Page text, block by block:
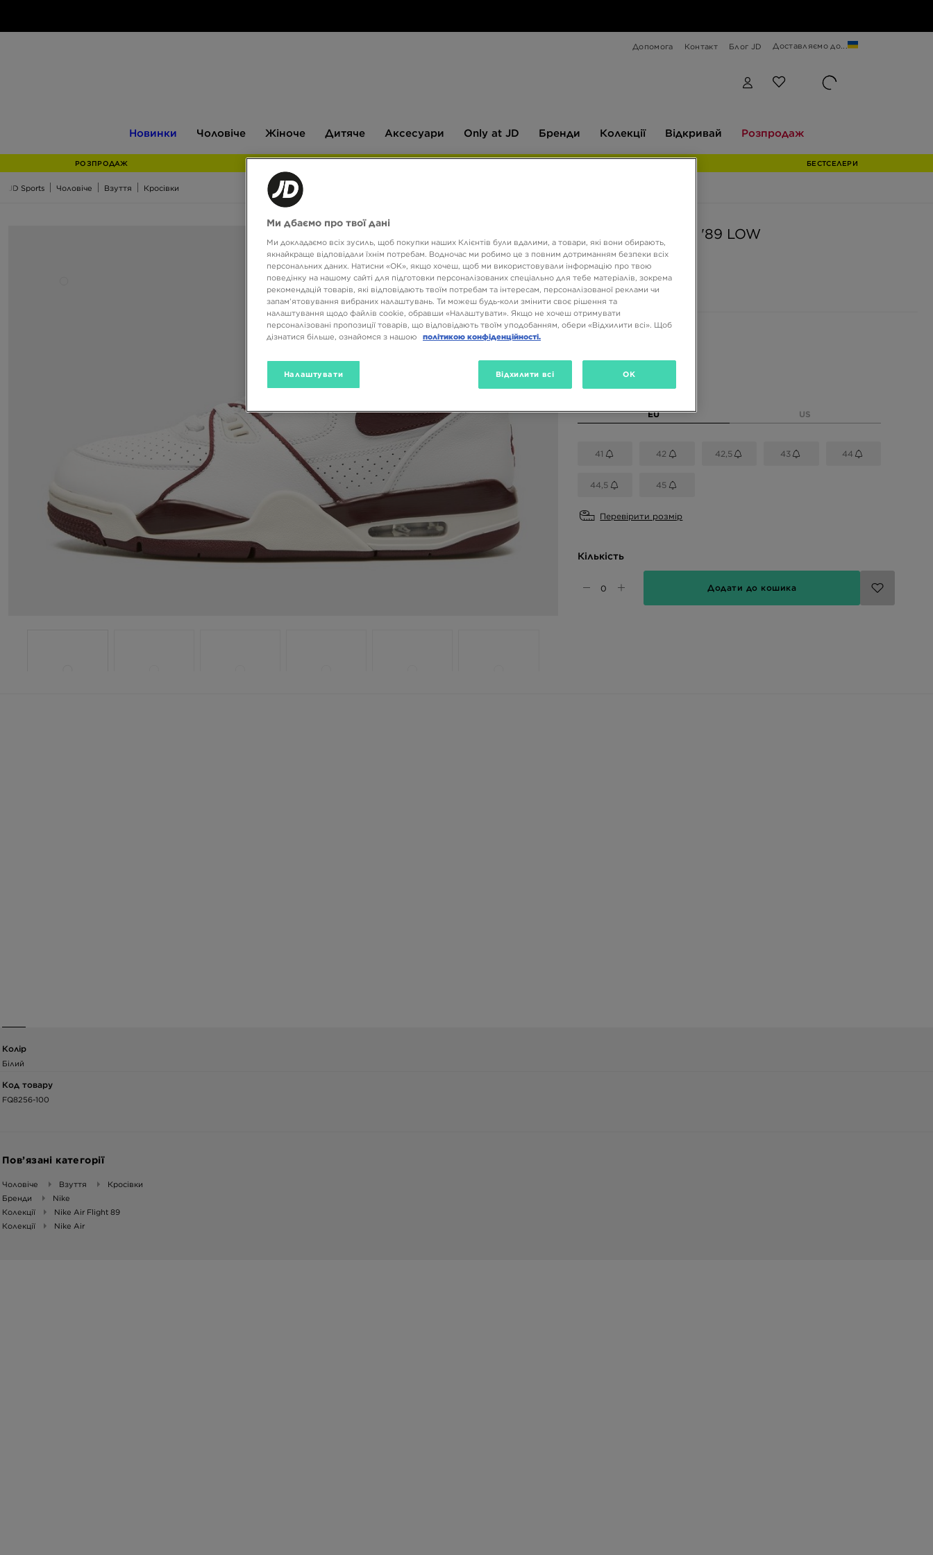
Допомога Контакт Блог JD Доставляємо до...
Новинки Чоловіче Жіноче Дитяче Аксесуари
JD
Only at JD Бренди Колекції Відкривай Розпродаж
РОЗПРОДАЖ БЕСТСЕЛЕРИ
JD Sports Чоловіче Взуття Кросівки
NIKE AIR FLIGHT '89 LOW
3499 ГРН
EU US
41 42 42,5 43 44
44,5 45
Перевірити розмір
Кількість
Додати до кошика
Колір
Білий
Код товару
FQ8256-100
Пов’язані категорії
Чоловіче Взуття
Кросівки
Бренди
Nike
Колекції
Nike Air Flight 89
Колекції
Nike Air
Ми дбаємо про твої дані
Ми докладаємо всіх зусиль, щоб покупки наших Клієнтів були вдалими, а товари, які вони обирають,
якнайкраще відповідали їхнім потребам. Водночас ми робимо це з повним дотриманням безпеки всіх
персональних даних. Натисни «OK», якщо хочеш, щоб ми використовували інформацію про твою
поведінку на нашому сайті для підготовки персоналізованих спеціально для тебе матеріалів, зокрема
рекомендацій товарів, які відповідають твоїм потребам та інтересам, персоналізованої реклами чи
запам’ятовування вибраних налаштувань. Ти можеш будь-коли змінити своє рішення та
налаштування щодо файлів cookie, обравши «Налаштувати». Якщо не хочеш отримувати
персоналізовані пропозиції товарів, що відповідають твоїм уподобанням, обери «Відхилити всі». Щоб
дізнатися більше, ознайомся з нашою
політикою конфіденційності.
Налаштувати Відхилити всі OK